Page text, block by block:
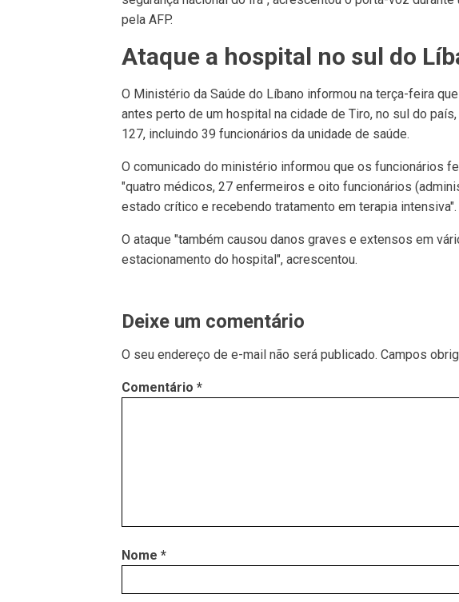
pela AFP.
Ataque a hospital no sul do
O Ministério da Saúde do Líbano informou na terça-feira
antes perto de um hospital na cidade de Tiro, no sul do
127, incluindo 39 funcionários da unidade de saúde.
O comunicado do ministério informou que os funcionários
"quatro médicos, 27 enfermeiros e oito funcionários
estado crítico e recebendo tratamento em terapia intensiva".
O ataque "também causou danos graves e extensos em
estacionamento do hospital", acrescentou.
Deixe um comentário
O seu endereço de e-mail não será publicado. Campos
Comentário *
Nome *